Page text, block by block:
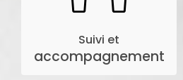
Suivi et
accompagnement